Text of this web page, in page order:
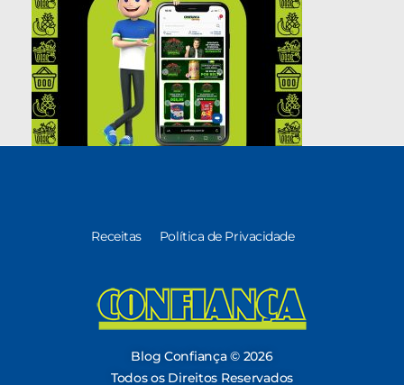
Receitas Política de Privacidade
Blog Confiança © 2026
Todos os Direitos Reservados